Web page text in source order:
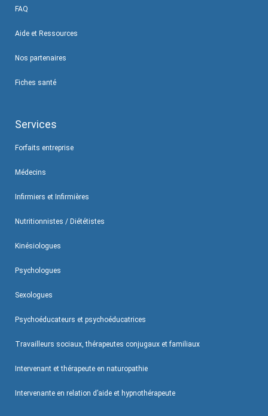
FAQ
Aide et Ressources
Nos partenaires
Fiches santé
Services
Forfaits entreprise
Médecins
Infirmiers et Infirmières
Nutritionnistes / Diététistes
Kinésiologues
Psychologues
Sexologues
Psychoéducateurs et psychoéducatrices
Travailleurs sociaux, thérapeutes conjugaux et familiaux
Intervenant et thérapeute en naturopathie
Intervenante en relation d’aide et hypnothérapeute